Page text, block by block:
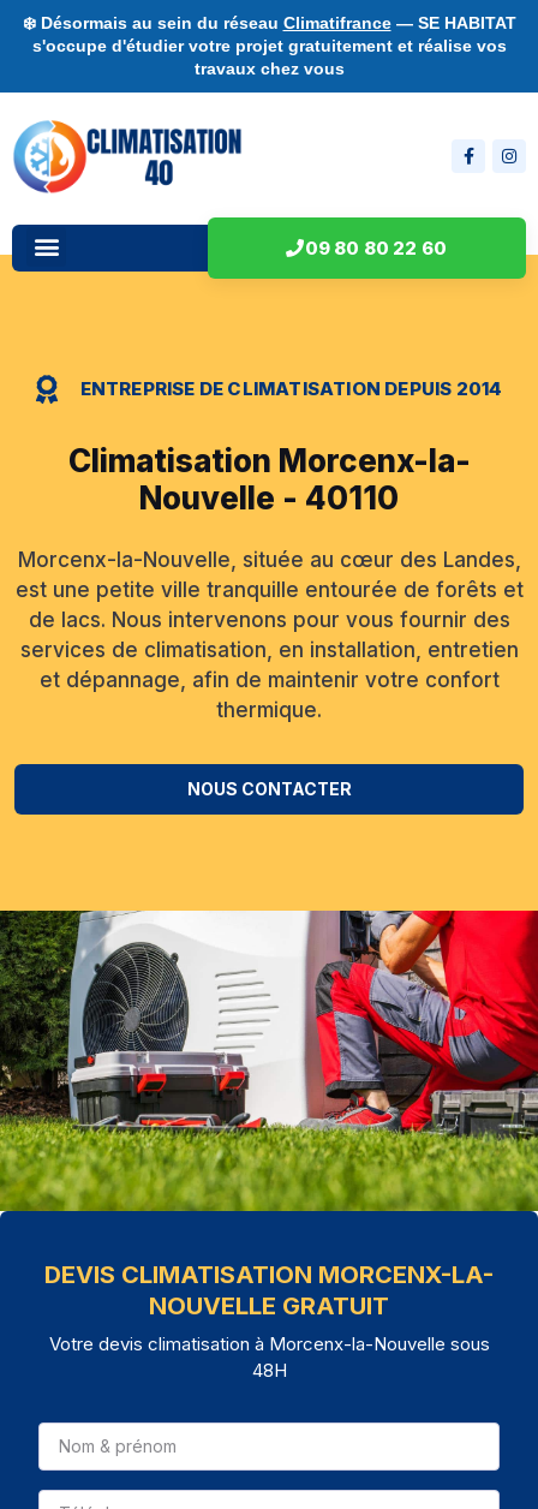
❄️ Désormais au sein du réseau Climatifrance— SE HABITAT
s'occupe d'étudier votre projet gratuitement et réalise vos
travaux chez vous
09 80 80 22 60
ENTREPRISE DE CLIMATISATION DEPUIS 2014
Climatisation Morcenx-la-
Nouvelle - 40110
Morcenx-la-Nouvelle, située au cœur des Landes,
est une petite ville tranquille entourée de forêts et
de lacs. Nous intervenons pour vous fournir des
services de climatisation, en installation, entretien
et dépannage, afin de maintenir votre confort
thermique.
NOUS CONTACTER
DEVIS CLIMATISATION MORCENX-LA-
NOUVELLE GRATUIT
Votre devis climatisation à Morcenx-la-Nouvelle sous
48H